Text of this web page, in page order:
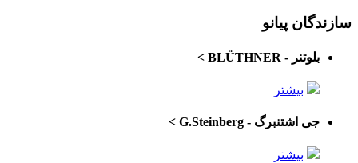
سازندگان پیانو
بلوتنر - BLÜTHNER >
بیشتر
جی اشتنبرگ - G.Steinberg >
بیشتر